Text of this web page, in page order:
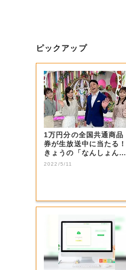
ピックアップ
1万円分の全国共通商品
券が生放送中に当たる！
きょうの「なんしょん？
生電話クイズ」...
2022/5/11